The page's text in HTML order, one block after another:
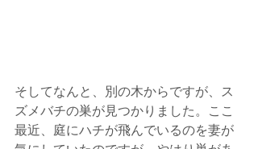
そしてなんと、別の木からですが、ス
ズメバチの巣が見つかりました。ここ
最近、庭にハチが飛んでいるのを妻が